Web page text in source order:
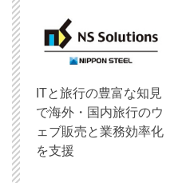
ITと旅行の豊富な知見
で海外・国内旅行のウ
ェブ販売と業務効率化
を支援